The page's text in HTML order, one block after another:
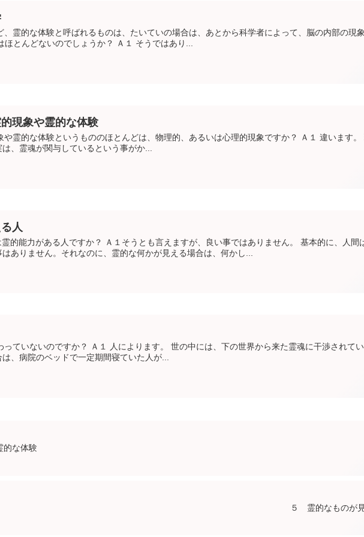
、霊的な体験と呼ばれるものは、たいていの場合は、あとから科学者によって、脳の内部の現
とんどないのでしょうか？ Ａ１ そうではあり...
現象や霊的な体験
や霊的な体験というもののほとんどは、物理的、あるいは心理的現象ですか？ Ａ１ 違います
、霊魂が関与しているという事がか...
人
的能力がある人ですか？ Ａ１そうとも言えますが、良い事ではありません。 基本的に、人間
ありません。それなのに、霊的な何かが見える場合は、何かし...
っていないのですか？ Ａ１ 人によります。 世の中には、下の世界から来た霊魂に干渉されて
、病院のベッドで一定期間寝ていた人が...
的な体験
５ 霊的なものが